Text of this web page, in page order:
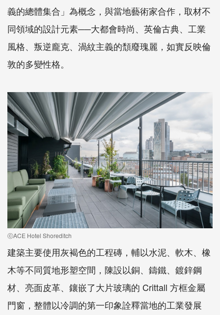
義的總體集合」為概念，與當地藝術家合作，取材不
同領域的設計元素──大都會時尚、英倫古典、工業
風格、叛逆龐克、渦紋主義的頹廢瑰麗，如實反映倫
敦的多變性格。
ⓒACE Hotel Shoreditch
建築主要使用灰褐色的工程磚，輔以水泥、軟木、橡
木等不同質地形塑空間，陳設以銅、鑄鐵、鍍鋅鋼
材、亮面皮革、鑲嵌了大片玻璃的 Crittall 方框金屬
門窗，整體以冷調的第一印象詮釋當地的工業發展